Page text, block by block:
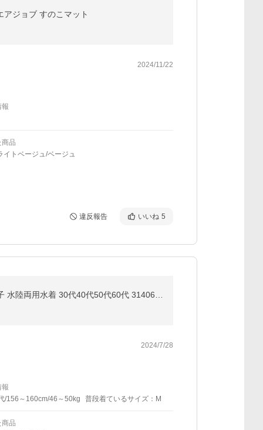
ジョブ すのこマット
2024/11/22
報
品
イトベージュ/ベージュ
違反報告 いいね 5
2024/7/28
報
/156～160cm/46～50kg
普段着ているサイズ：M
品